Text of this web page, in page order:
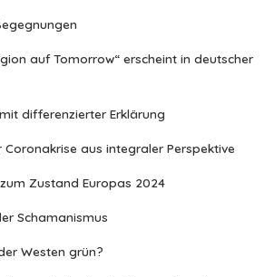
auf Tomorrow“ erscheint in deutscher
differenzierter Erklärung
aus integraler Perspektive
Zustand Europas 2024
Schamanismus
Westen grün?